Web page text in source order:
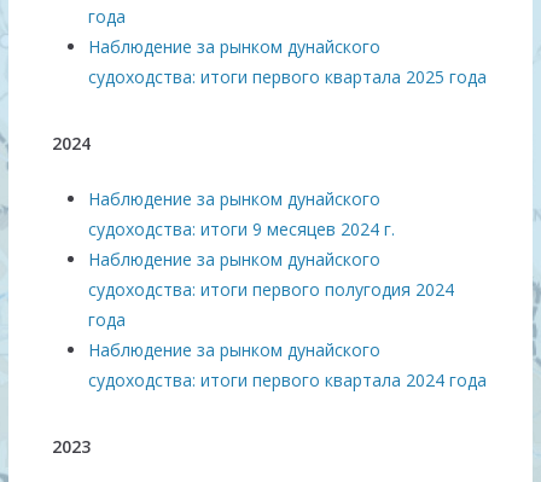
года
Наблюдение за рынком дунайского
судоходства: итоги первого квартала 2025 года
2024
Наблюдение за рынком дунайского
судоходства: итоги 9 месяцев 2024 г.
Наблюдение за рынком дунайского
судоходства: итоги первого полугодия 2024
года
Наблюдение за рынком дунайского
судоходства: итоги первого квартала 2024 года
2023